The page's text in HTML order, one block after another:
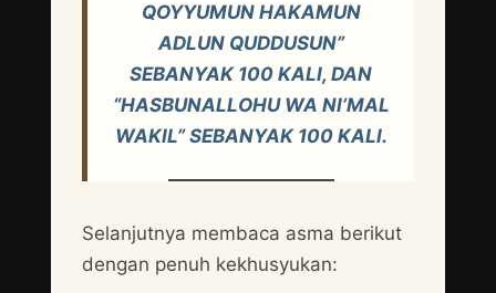
QOYYUMUN HAKAMUN
ADLUN QUDDUSUN”
SEBANYAK 100 KALI, DAN
“HASBUNALLOHU WA NI’MAL
WAKIL” SEBANYAK 100 KALI.
Selanjutnya membaca asma berikut
dengan penuh kekhusyukan: